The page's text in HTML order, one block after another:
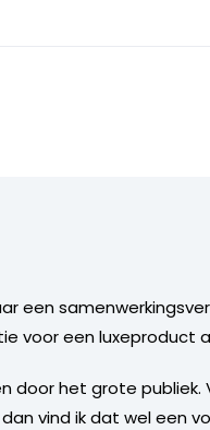
een
voor een luxeproduct
door het grote
dan vind ik dat wel een